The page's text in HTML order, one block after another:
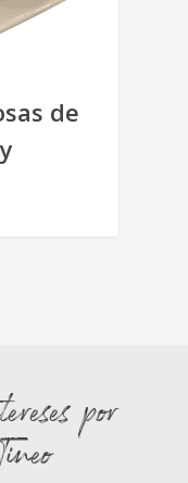
de
por